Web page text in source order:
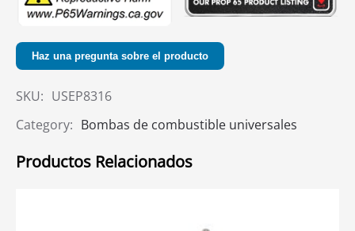
Haz una pregunta sobre el producto
SKU: USEP8316
Category: Bombas de combustible universales
Productos Relacionados